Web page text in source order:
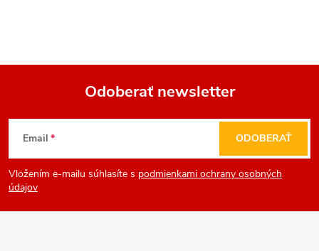
Z
á
p
Odoberať newsletter
Email
Vložením e-mailu súhlasíte s podmienkami ochrany osobných
údajov
ODOBERAŤ